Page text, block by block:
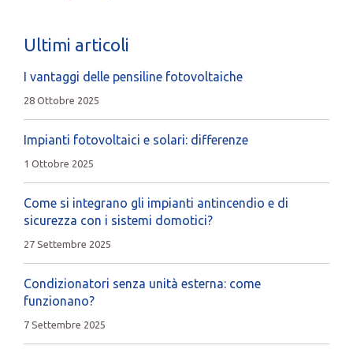
Ultimi articoli
I vantaggi delle pensiline fotovoltaiche
28 Ottobre 2025
Impianti fotovoltaici e solari: differenze
1 Ottobre 2025
Come si integrano gli impianti antincendio e di
sicurezza con i sistemi domotici?
27 Settembre 2025
Condizionatori senza unità esterna: come
funzionano?
7 Settembre 2025